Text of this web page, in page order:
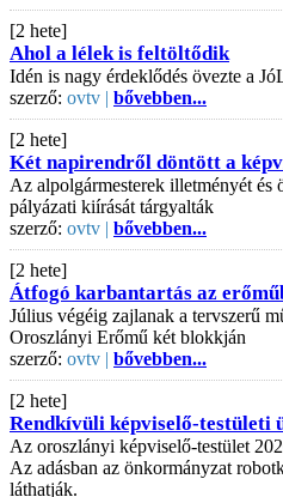
[2 hete]
Ahol a lélek is feltöltődik
Idén is nagy érdeklődés övezte a
szerző: ovtv | bővebben...
[2 hete]
Két napirendről döntött a
Az alpolgármesterek illetményét és
pályázati kiírását tárgyalták
szerző: ovtv | bővebben...
[2 hete]
Átfogó karbantartás az
Július végéig zajlanak a tervszerű
Oroszlányi Erőmű két blokkján
szerző: ovtv | bővebben...
[2 hete]
Rendkívüli képviselő-testületi
Az oroszlányi képviselő-testület
Az adásban az önkormányzat
láthatják.